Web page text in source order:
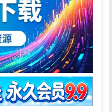
拓客零售源码 13星新拼客
零售系统超级合伙人推荐
可随时查看团队直推合伙